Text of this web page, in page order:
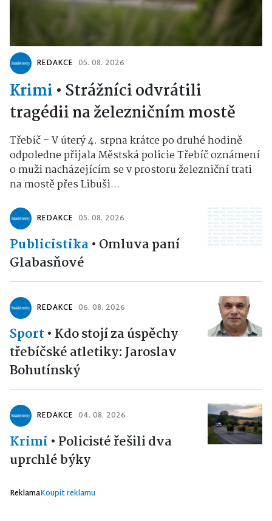
REDAKCE 05. 08. 2026
Krimi • Strážníci odvrátili
tragédii na železničním mostě
Třebíč – V úterý 4. srpna krátce po druhé hodině
odpoledne přijala Městská policie Třebíč oznámení
o muži nacházejícím se v prostoru železniční trati
na mostě přes Libuši...
REDAKCE 05. 08. 2026
Publicistika• Omluva paní
Glabasňové
REDAKCE 06. 08. 2026
Sport • Kdo stojí za úspěchy
třebíčské atletiky: Jaroslav
Bohutínský
REDAKCE 04. 08. 2026
Krimi • Policisté řešili dva
uprchlé býky
ReklamaKoupit reklamu